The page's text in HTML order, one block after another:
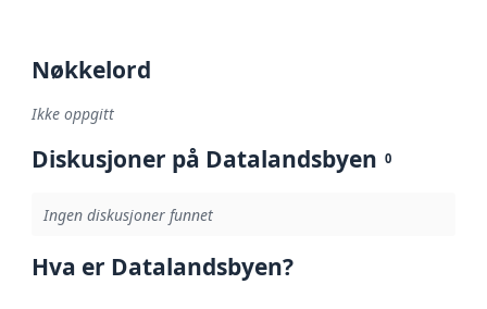
Nøkkelord
Ikke oppgitt
Diskusjoner på Datalandsbyen 0
Ingen diskusjoner funnet
Hva er Datalandsbyen?